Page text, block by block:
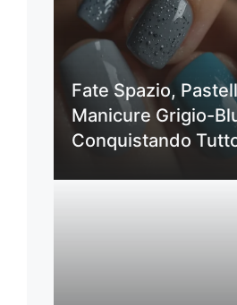
Fate Spazio,
Manicure Grigio-
Conquistando